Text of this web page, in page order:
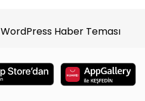
WordPress Haber Teması